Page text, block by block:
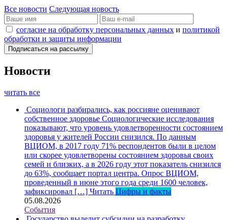
Все новости Следующая новость
согласие на обработку персональных данных и политикой
обработки и защиты информации
Новости
читать все
Социологи разбирались, как россияне оценивают
собственное здоровье Социологические исследования
показывают, что уровень удовлетворенности состоянием
здоровья у жителей России снизился. По данным
ВЦИОМ, в 2017 году 71% респондентов были в целом
или скорее удовлетворены состоянием здоровья своих
семей и близких, а в 2026 году этот показатель снизился
до 63%, сообщает портал центра. Опрос ВЦИОМ,
проведенный в июне этого года среди 1600 человек,
зафиксировал […] Читать Цифры и факты
05.08.2026
События